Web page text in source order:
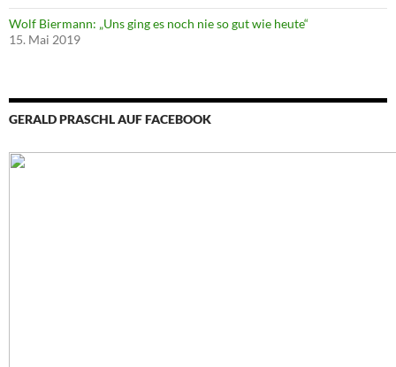
Wolf Biermann: „Uns ging es noch nie so gut wie heute“
15. Mai 2019
GERALD PRASCHL AUF FACEBOOK